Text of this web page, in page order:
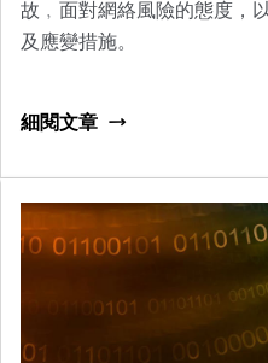
故﹐面對網絡風險的態度，
及應變措施。
細閱文章